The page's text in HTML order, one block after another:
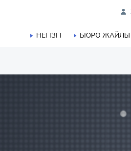
НЕГІЗГІ БЮРО ЖАЙЛЫ